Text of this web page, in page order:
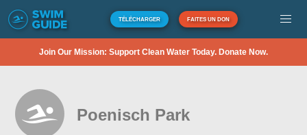
TÉLÉCHARGER FAITES UN DON
Join Our Mission: Support Clean Water Today. Donate Now.
Poenisch Park